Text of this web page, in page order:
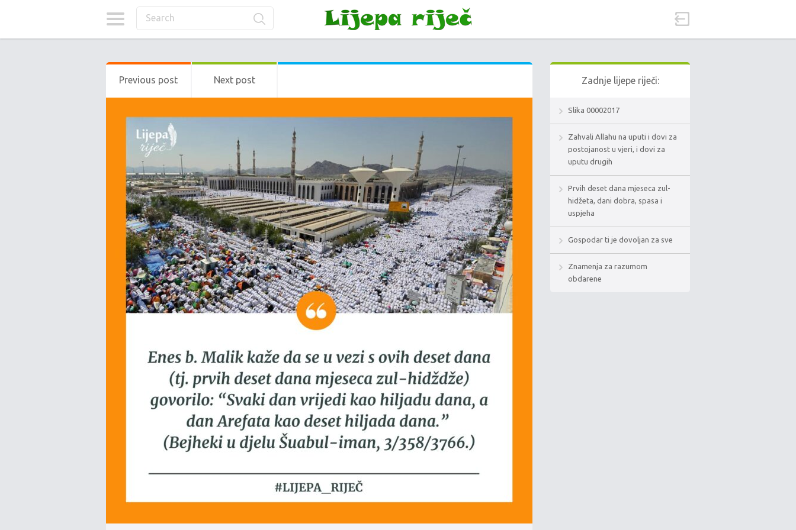
Previous post Next post Zadnje lijepe riječi:
Slika 00002017
Zahvali Allahu na uputi i dovi za
postojanost u vjeri, i dovi za
uputu drugih
Prvih deset dana mjeseca zul-
hidžeta, dani dobra, spasa i
uspjeha
Gospodar ti je dovoljan za sve
Znamenja za razumom
obdarene